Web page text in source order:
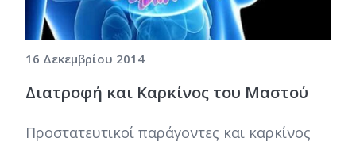
16 Δεκεμβρίου 2014
Διατροφή και Καρκίνος του Μαστού
Προστατευτικοί παράγοντες και καρκίνος